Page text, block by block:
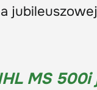
MS 500i